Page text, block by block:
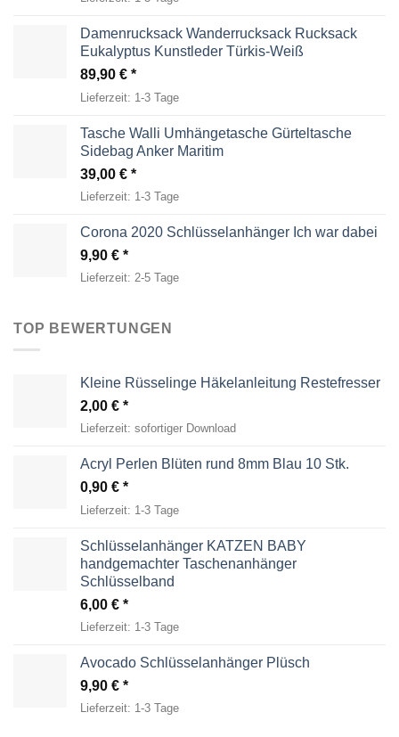
Damenrucksack Wanderrucksack Rucksack
Eukalyptus Kunstleder Türkis-Weiß
89,90 €
Lieferzeit: 1-3 Tage
Tasche Walli Umhängetasche Gürteltasche
Sidebag Anker Maritim
39,00 €
Lieferzeit: 1-3 Tage
Corona 2020 Schlüsselanhänger Ich war dabei
9,90 €
Lieferzeit: 2-5 Tage
TOP BEWERTUNGEN
Kleine Rüsselinge Häkelanleitung Restefresser
2,00 €
Lieferzeit: sofortiger Download
Acryl Perlen Blüten rund 8mm Blau 10 Stk.
0,90 €
Lieferzeit: 1-3 Tage
Schlüsselanhänger KATZEN BABY
handgemachter Taschenanhänger
Schlüsselband
6,00 €
Lieferzeit: 1-3 Tage
Avocado Schlüsselanhänger Plüsch
9,90 €
Lieferzeit: 1-3 Tage